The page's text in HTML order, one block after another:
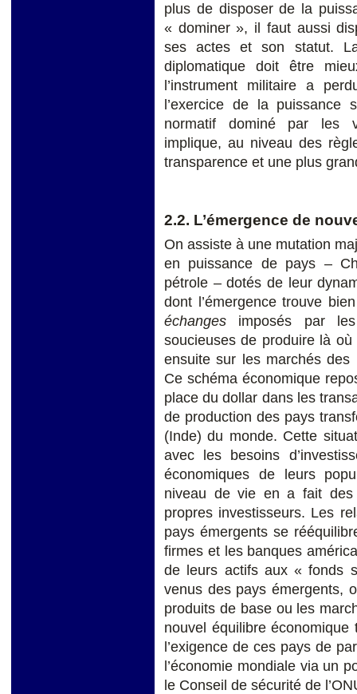
plus de disposer de la
« dominer », il faut aussi
ses actes et son statut.
diplomatique doit être
l’instrument militaire a
l’exercice de la puissance
normatif dominé par les
implique, au niveau des
transparence et une plus
2.2. L’émergence de
On assiste à une mutation
en puissance de pays –
pétrole – dotés de leur
dont l’émergence trouve
échanges imposés par les
soucieuses de produire là
ensuite sur les marchés
Ce schéma économique
place du dollar dans les
de production des pays
(Inde) du monde. Cette
avec les besoins
économiques de leurs
niveau de vie en a fait
propres investisseurs. Les
pays émergents se
firmes et les banques
de leurs actifs aux « fonds
venus des pays émergents,
produits de base ou les
nouvel équilibre
l’exigence de ces pays de
l’économie mondiale via un
le Conseil de sécurité de